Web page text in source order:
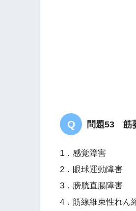
問題53 筋
1．感覚障害
2．眼球運動障害
3．膀胱直腸障害
4．筋線維束性れん